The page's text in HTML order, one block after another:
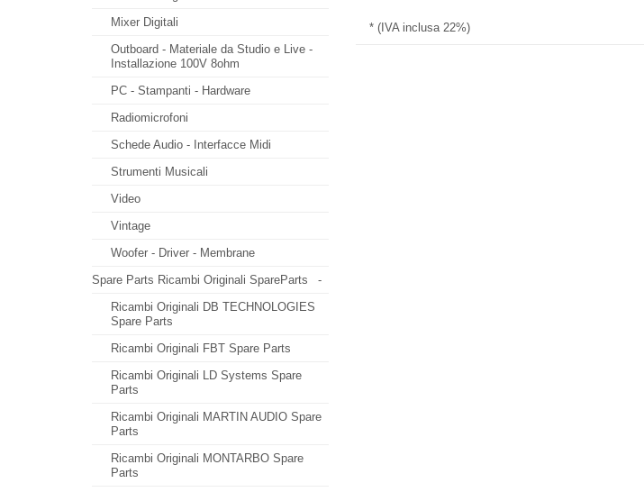
Mixer Digitali
Outboard - Materiale da Studio e Live -
Installazione 100V 8ohm
PC - Stampanti - Hardware
Radiomicrofoni
Schede Audio - Interfacce Midi
Strumenti Musicali
Video
Vintage
Woofer - Driver - Membrane
-
Spare Parts Ricambi Originali SpareParts
Ricambi Originali DB TECHNOLOGIES
Spare Parts
Ricambi Originali FBT Spare Parts
Ricambi Originali LD Systems Spare
Parts
Ricambi Originali MARTIN AUDIO Spare
Parts
Ricambi Originali MONTARBO Spare
Parts
* (IVA inclusa 22%)